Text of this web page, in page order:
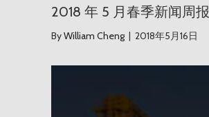
2018 年 5 月春季新闻周报
ByWilliam Cheng | 2018年5月16日